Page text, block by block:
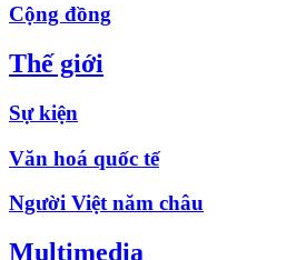
Cộng đồng
Thế giới
Sự kiện
Văn hoá quốc tế
Người Việt năm châu
Multimedia